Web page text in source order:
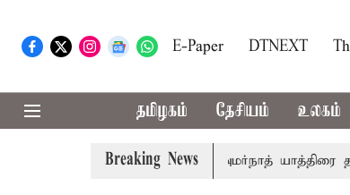
E-Paper DTNEXT
தமிழகம் தேசியம் உலகம்
Breaking News
விசாரணை அமர்நாத் யாத்திரை